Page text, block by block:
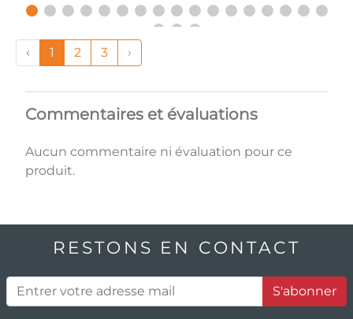
‹ 1 2 3 ›
Commentaires et évaluations
Aucun commentaire ni évaluation pour ce
produit.
RESTONS EN CONTACT
S'abonner